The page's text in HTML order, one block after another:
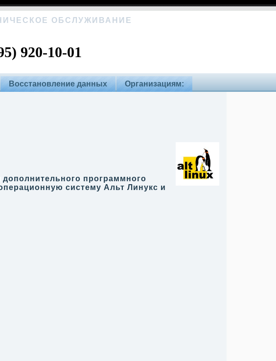
ОБСЛУЖИВАНИЕ
920-10-01
Восстановление данных Организациям:
программного
систему Альт Линукс и